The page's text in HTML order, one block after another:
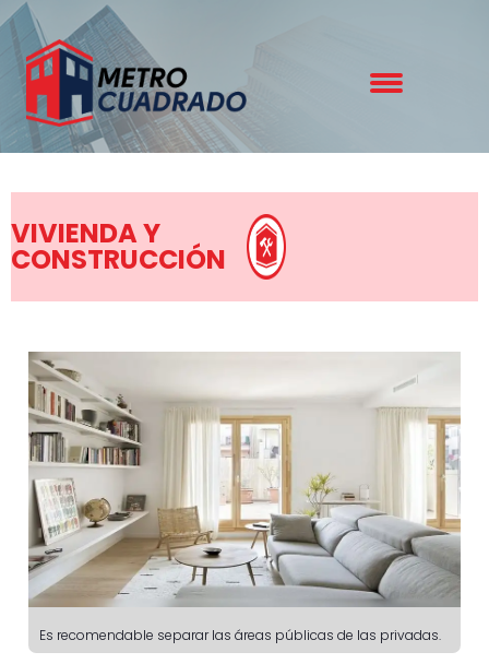
VIVIENDA Y
CONSTRUCCIÓN
Es recomendable separar las áreas públicas de las privadas.